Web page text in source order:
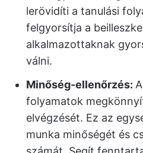
lerövidíti a tanulási
felgyorsítja a
alkalmazottaknak
válni.
Minőség-ellenőrzés:
folyamatok
elvégzését. Ez az
munka minőségét és